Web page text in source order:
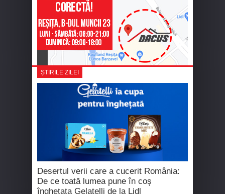
ȘTIRILE ZILEI
Desertul verii care a cucerit România:
De ce toată lumea pune în coș
înghețata Gelatelli de la Lidl